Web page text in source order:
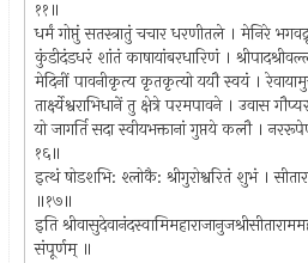
११॥
धर्मं गोप्तुं सतस्त्रातुं चचार धरणीतले । मेनिरे
कुंडीदंडधरं शांतं काषायांबरधारिणं ।
मेदिनीं पावनीकृत्य कृतकृत्यो ययौ स्वयं ।
तार्क्ष्येश्वराभिधानें तु क्षेत्रे परमपावने । उवास
यो जागर्ति सदा स्वीयभक्तानां गुप्तये कलौ ।
१६॥
इत्थं षोडशभि: श्लोकै: श्रीगुरोश्वरितं शुभं ।
॥१७॥
इति
संपूर्णम् ॥